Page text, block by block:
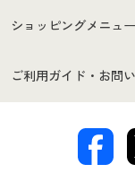
はじめての方へ
セシールご利用規約
著作権・商標について
ショッピングメニュー
商品カテゴリ
ご利用ガイド・お問
交換・返品は